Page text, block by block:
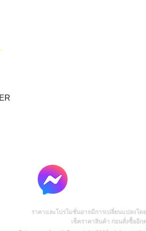
ราคาและโปรโมชั่นอาจมีการเปลี่ยนแปลงโ
เช็คราคาสินค้า ก่อนสั่งซื้ออีก